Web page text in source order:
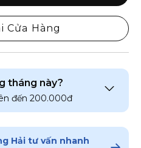
Cửa Hàng
tháng này?
đến 200.000đ
Hải tư vấn nhanh